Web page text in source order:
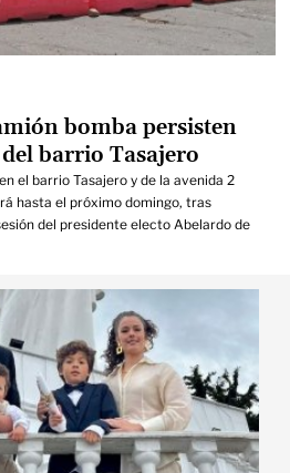
bomba persisten
barrio Tasajero
el barrio Tasajero y de la avenida 2
hasta el próximo domingo, tras
del presidente electo Abelardo de